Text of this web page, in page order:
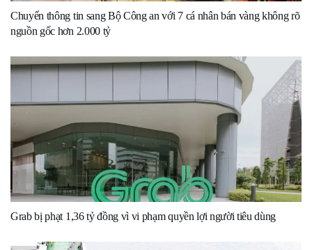
Chuyển thông tin sang Bộ Công an với 7 cá nhân bán vàng không rõ
nguồn gốc hơn 2.000 tỷ
Grab bị phạt 1,36 tỷ đồng vì vi phạm quyền lợi người tiêu dùng